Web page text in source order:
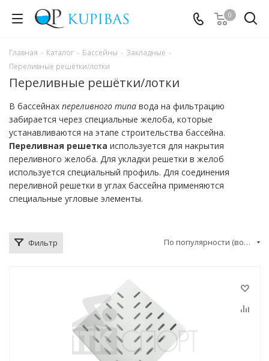
0
Главная - Каталог - Бассейны - Закладные -
Переливные решётки/лотки
Переливные решётки/лотки
В бассейнах переливного типа вода на фильтрацию
забирается через специальные желоба, которые
устанавливаются на этапе строительства бассейна.
Переливная решетка используется для накрытия
переливного желоба. Для укладки решетки в желоб
используется специальный профиль. Для соединения
переливной решетки в углах бассейна применяются
специальные угловые элементы.
Фильтр По популярности (возрастание)